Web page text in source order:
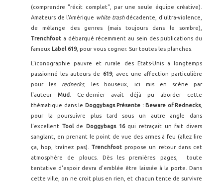
(comprendre "récit complet", par une seule équipe créative).
Amateurs de l'Amérique white trash décadente, d'ultra-violence,
de mélange des genres (mais toujours dans le sombre),
Trenchfoot a débarqué récemment au sein des publications du
fameux Label 619, pour vous cogner. Sur toutes les planches.
L'iconographie pauvre et rurale des Etats-Unis a longtemps
passionné les auteurs de
619, avec une affection particulière
pour les rednecks, les bouseux,
ici mis en scène par
l'auteur Mud
. Ce-dernier avait déjà pu aborder cette
thématique dans le Doggybags Présente : Beware of Rednecks,
pour la poursuivre plus tard sous un autre angle dans
l'excellent Tool de Doggybags 16qui retraçait un fait divers
sanglant, en prenant le point de vue des armes à feu (allez lire
ça, hop, traînez pas). Trenchfootpropose un retour dans cet
atmosphère de ploucs. Dès les premières pages, toute
tentative d'espoir devra d'emblée être laissée à la porte. Dans
cette ville, on ne croit plus en rien, et chacun tente de survivre